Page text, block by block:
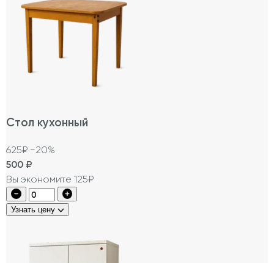
Стол кухонный
625₽ −20%
500 ₽
Вы экономите 125₽
Узнать цену